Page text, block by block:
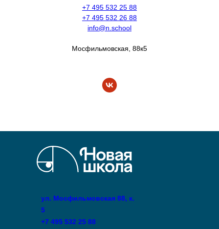
+7 495 532 25 88
+7 495 532 26 88
info@n.school
Мосфильмовская, 88к5
ул. Мосфильмовская 88, к.
5
+7 495 532 25 88